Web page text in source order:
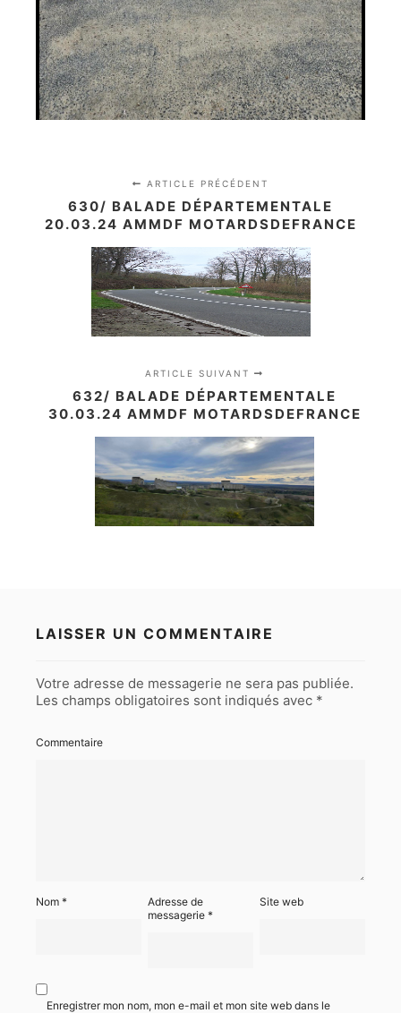
ARTICLE PRÉCÉDENT
630/ BALADE DÉPARTEMENTALE
20.03.24 AMMDF MOTARDSDEFRANCE
ARTICLE SUIVANT
632/ BALADE DÉPARTEMENTALE
30.03.24 AMMDF MOTARDSDEFRANCE
LAISSER UN COMMENTAIRE
Votre adresse de messagerie ne sera pas publiée.
Les champs obligatoires sont indiqués avec *
Commentaire
Nom *
Adresse de
messagerie*
Site web
Enregistrer mon nom, mon e-mail et mon site web dans le